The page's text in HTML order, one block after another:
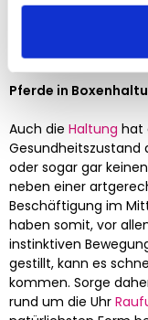
Boxenhaltung vs.
Pferde in
Auch die Haltung hat
Gesundheitszustand
oder sogar gar
neben einer
Beschäftigung im
haben somit, vor
instinktiven
gestillt, kann es
kommen. Sorge
rund um die Uhr